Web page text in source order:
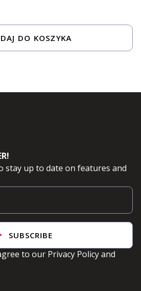
DO KOSZYKA
stay up to date on features and
SUBSCRIBE
to our Privacy Policyand